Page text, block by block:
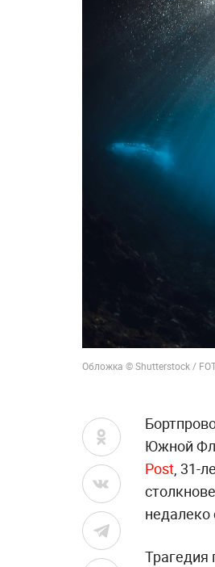
Обложка © Shutterstock /
Южной
Post, 31-
недалеко
Трагедия